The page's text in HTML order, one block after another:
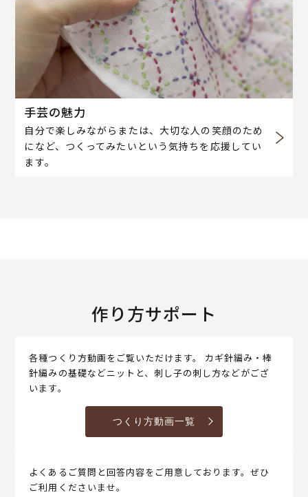
手芸の魅力
自分で楽しみながらまたは、大切な人の笑顔のため
になど、つくってみたいという気持ちを応援してい
ます。
作り方サポート
各種つくり方動画をご覧いただけます。 カギ針編み・棒
針編みの基礎などニットと、刺し子の刺し方などがござ
います。
つくり方動画一覧
よくあるご質問と回答内容をご用意しております。ぜひ
ご利用くださいませ。